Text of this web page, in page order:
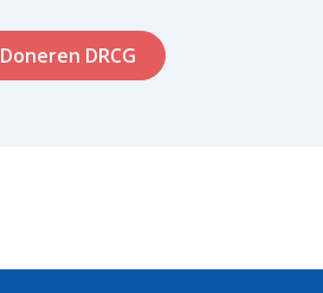
Doneren DRCG